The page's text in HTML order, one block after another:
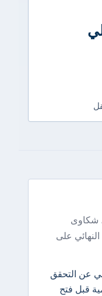
شكاوى
على
عن التحقق
قبل فتح